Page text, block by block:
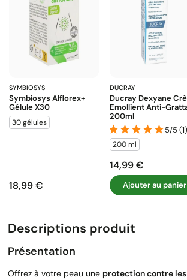
SYMBIOSYS
Symbiosys Alflorex+
Gélule X30
30 gélules
Prix
18,99 €
DUCRAY
Ducray Dexyane
Emollient Anti-
200ml
5/5 (1)
200 ml
Prix
14,99 €
Ajouter au panier
Descriptions produit
Présentation
Offrez à votre peau une protection contre